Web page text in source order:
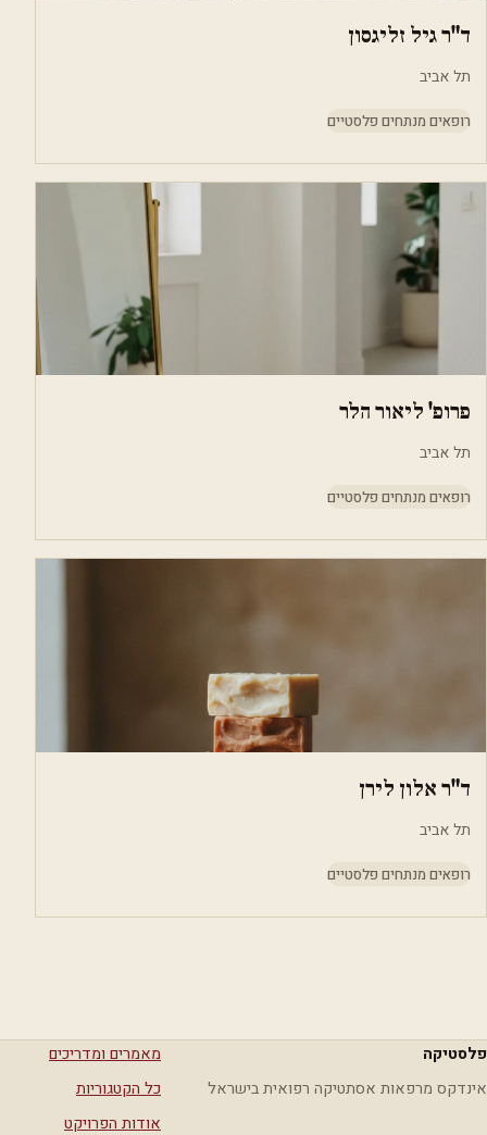
ד"ר גיל זליגסון
תל אביב
רופאים מנתחים פלסטיים
פרופ' ליאור הלר
תל אביב
רופאים מנתחים פלסטיים
ד"ר אלון לירן
תל אביב
רופאים מנתחים פלסטיים
פלסטיקה
אינדקס מרפאות אסתטיקה רפואית בישראל
מאמרים ומדריכים
כל הקטגוריות
אודות הפרויקט